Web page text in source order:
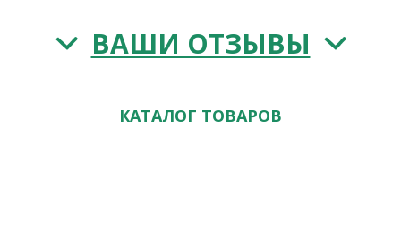
ВАШИ ОТЗЫВЫ
КАТАЛОГ ТОВАРОВ